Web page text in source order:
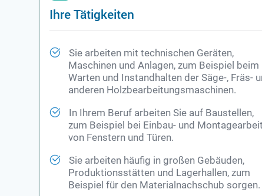
Ihre Tätigkeiten
Sie arbeiten mit technischen Geräten,
Maschinen und Anlagen, zum Beispiel beim
Warten und Instandhalten der Säge-, Fräs-
anderen Holzbearbeitungsmaschinen.
In Ihrem Beruf arbeiten Sie auf Baustellen,
zum Beispiel bei Einbau- und
von Fenstern und Türen.
Sie arbeiten häufig in großen Gebäuden,
Produktionsstätten und Lagerhallen, zum
Beispiel für den Materialnachschub sorgen.